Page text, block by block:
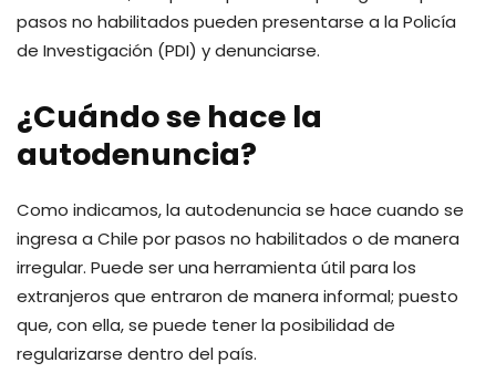
pasos no habilitados pueden presentarse a la Policía
de Investigación (PDI) y denunciarse.
¿Cuándo se hace la
autodenuncia?
Como indicamos, la autodenuncia se hace cuando se
ingresa a Chile por pasos no habilitados o de manera
irregular. Puede ser una herramienta útil para los
extranjeros que entraron de manera informal; puesto
que, con ella, se puede tener la posibilidad de
regularizarse dentro del país.